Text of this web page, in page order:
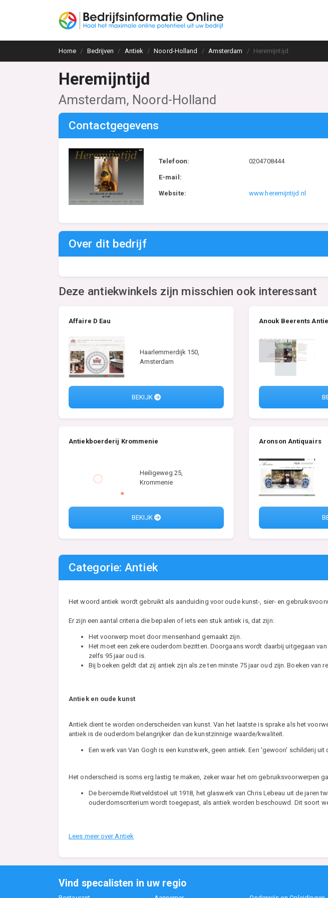
Home Bedrijven Antiek Noord-Holland Amsterdam Heremijntijd
Heremijntijd
Amsterdam, Noord-Holland
Contactgegevens
Telefoon: 0204708444
E-mail:
Website: www.heremijntijd.nl
Over dit bedrijf
Deze antiekwinkels zijn misschien ook interessant
Affaire D Eau
Haarlemmerdijk 150,
Amsterdam
BEKIJK
Anouk Beerents
Antiekboerderij Krommenie
Heiligeweg 25,
Krommenie
BEKIJK
Aronson Antiquairs
Categorie: Antiek
Het woord antiek wordt gebruikt als aanduiding voor oude kunst-, sier- en
Er zijn een aantal criteria die bepalen of iets een stuk antiek is, dat zijn:
Het voorwerp moet door mensenhand gemaakt zijn.
Het moet een zekere ouderdom bezitten. Doorgaans wordt daarbij uitgegaan
zelfs 95 jaar oud is.
Bij boeken geldt dat zij antiek zijn als ze ten minste 75 jaar oud zijn. Boeken van
Antiek en oude kunst
Antiek dient te worden onderscheiden van kunst. Van het laatste is sprake als het
antiek is de ouderdom belangrijker dan de kunstzinnige waarde/kwaliteit.
Een werk van Van Gogh is een kunstwerk, geen antiek. Een 'gewoon' schilderij
Het onderscheid is soms erg lastig te maken, zeker waar het om gebruiksvoorwerpen
De beroemde Rietveldstoel uit 1918, het glaswerk van Chris Lebeau uit de jaren
ouderdomscriterium wordt toegepast, als antiek worden beschouwd. Dit soort
Lees meer over Antiek
Vind specalisten in uw regio